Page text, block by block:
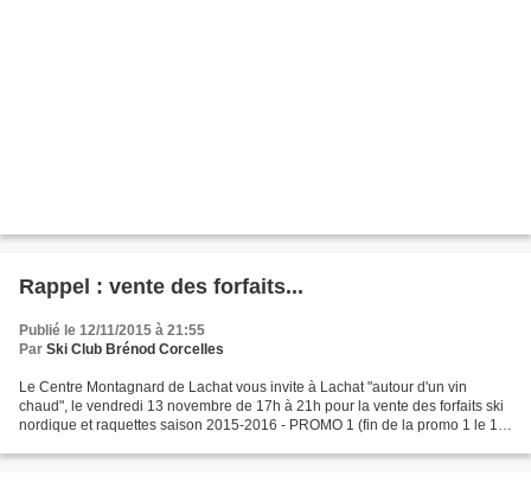
Rappel : vente des forfaits...
Publié le 12/11/2015 à 21:55
Par Ski Club Brénod Corcelles
Le Centre Montagnard de Lachat vous invite à Lachat "autour d'un vin
chaud", le vendredi 13 novembre de 17h à 21h pour la vente des forfaits ski
nordique et raquettes saison 2015-2016 - PROMO 1 (fin de la promo 1 le 14